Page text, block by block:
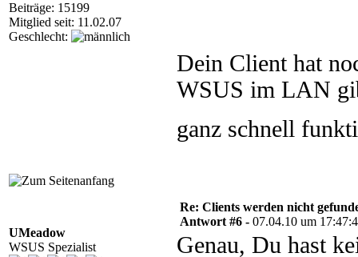
Beiträge: 15199
Mitglied seit: 11.02.07
Geschlecht:
Dein Client hat
WSUS im LAN
ganz schnell
UMeadow
WSUS Spezialist
Re: Clients werden nicht
Antwort #6 - 07.04.10 um
Genau, Du hast